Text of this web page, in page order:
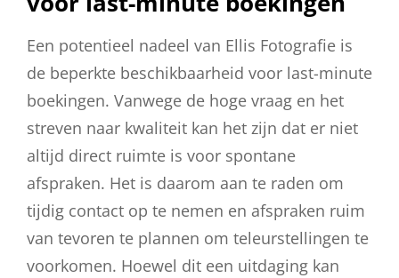
Een potentieel nadeel van Ellis Fotografie is
de beperkte beschikbaarheid voor last-minute
boekingen. Vanwege de hoge vraag en het
streven naar kwaliteit kan het zijn dat er niet
altijd direct ruimte is voor spontane
afspraken. Het is daarom aan te raden om
tijdig contact op te nemen en afspraken ruim
van tevoren te plannen om teleurstellingen te
voorkomen. Hoewel dit een uitdaging kan